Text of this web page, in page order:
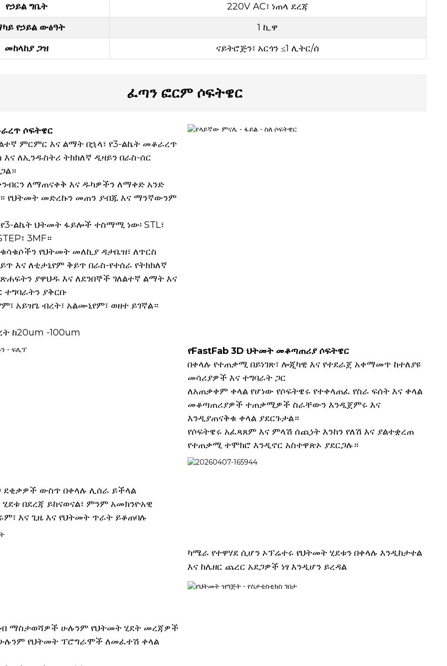
የኃይል ግቤት
220V AC፣ ነጠላ ደረጃ
የኃይል ውፅዓት
1 ኪ.ዋ
መከላከያ ጋዝ
ናይትሮጅን፣ አርጎን ≤1 ሊትር/ሰ
ፈጣን ፎርም ሶፍትዌር
ሶፍትዌር
ምርምር እና ልማት በኋላ፣ የ3-ልኬት መቆራረጥ
እና ለኢንዱስትሪ ትክክለኛ ዲዛይን በራስ-ሰር
ለማጠናቀቅ እና ዱካዎችን ለማቀድ አንድ
የህትመት መድረኩን መጠን ያብጁ እና ማንኛውንም
ልኬት ህትመት ፋይሎች ተስማሚ ነው፡ STL፣
3MF።
ቁሳቁሶችን የህትመት መለኪያ ዳታቤዝ፣ ለጥርስ
እና ለቲታኒየም ቅይጥ በራስ-የተሰራ የትክክለኛ
ያዋህዱ እና ለደንበኞች ገለልተኛ ልማት እና
ያቅርቡ
አይዝጌ ብረት፣ አልሙኒየም፣ ወዘተ ይገኛል።
ከ20um -100um
የFastFab 3D ህትመት መቆጣጠሪያ ሶፍትዌር
በቀላሉ የተጠቃሚ በይነገጽ፣ ሎጂካዊ እና የተደራጀ አቀማመጥ ከተለያዩ
መሳሪያዎች እና ተግባራት ጋር
ለአጠቃቀም ቀላል የሆነው የሶፍትዌሩ የተቀላጠፈ የስራ ፍሰት እና ቀላል
መቆጣጠሪያዎች ተጠቃሚዎች ስራቸውን እንዲጀምሩ እና
እንዲያጠናቅቁ ቀላል ያደርጉታል።
የሶፍትዌሩ አፈጻጸም እና ምላሽ ሰጪነት እንከን የለሽ እና ያልተቋረጠ
የተጠቃሚ ተሞክሮ እንዲኖር አስተዋጽኦ ያደርጋሉ።
ደቂቃዎች ውስጥ በቀላሉ ሊሰራ ይችላል
በደረጃ ይከናወናል፣ ምንም አመክንዮአዊ
እና ጊዜ እና የህትመት ጥራት ይቆጠባሉ
ካሜራ የተዋሃደ ሲሆን ኦፕሬተሩ የህትመት ሂደቱን በቀላሉ እንዲከታተል
እና ከሌዘር ጨረር አደጋዎች ነፃ እንዲሆን ይረዳል
ማስታወሻዎች ሁሉንም የህትመት ሂደት መረጃዎች
የህትመት ፕሮግራሞች ለመፈተሽ ቀላል